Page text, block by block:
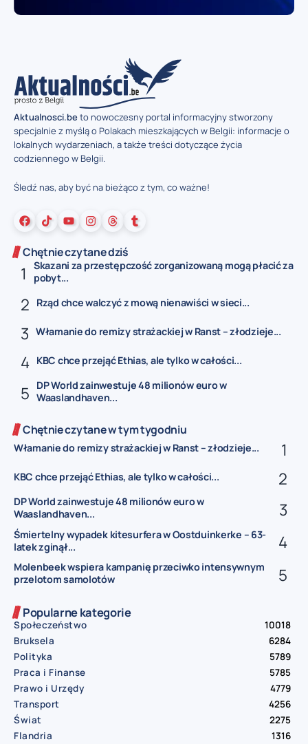
Aktualnosci.beto nowoczesny portal informacyjny stworzony
specjalnie z myślą o Polakach mieszkających w Belgii: informacje o
lokalnych wydarzeniach, a także treści dotyczące życia
codziennego w Belgii.
Śledź nas, aby być na bieżąco z tym, co ważne!
Chętnie czytane dziś
Skazani za przestępczość zorganizowaną mogą płacić za
pobyt...
Rząd chce walczyć z mową nienawiści w sieci...
Włamanie do remizy strażackiej w Ranst – złodzieje...
KBC chce przejąć Ethias, ale tylko w całości...
DP World zainwestuje 48 milionów euro w
Waaslandhaven...
Chętnie czytane w tym tygodniu
Włamanie do remizy strażackiej w Ranst – złodzieje...
KBC chce przejąć Ethias, ale tylko w całości...
DP World zainwestuje 48 milionów euro w
Waaslandhaven...
Śmiertelny wypadek kitesurfera w Oostduinkerke – 63-
latek zginął...
Molenbeek wspiera kampanię przeciwko intensywnym
przelotom samolotów
Popularne kategorie
Społeczeństwo
10018
Bruksela
6284
Polityka
5789
Praca i Finanse
5785
Prawo i Urzędy
4779
Transport
4256
Świat
2275
Flandria
1316